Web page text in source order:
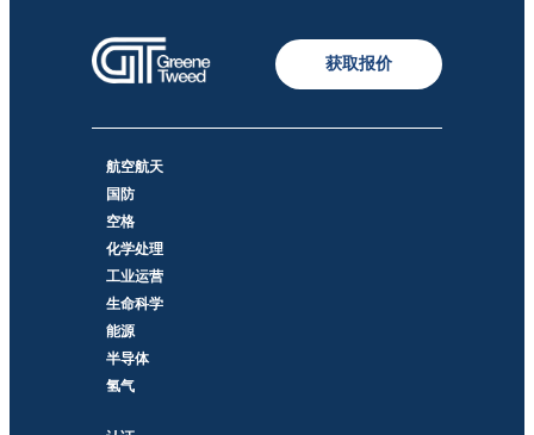
获取报价
航空航天
国防
空格
化学处理
工业运营
生命科学
能源
半导体
氢气